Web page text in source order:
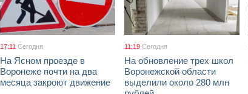
17:11 Сегодня
На Ясном проезде в
Воронеже почти на два
месяца закроют движение
11:19 Сегодня
На обновление трех школ
Воронежской области
выделили около 280 млн